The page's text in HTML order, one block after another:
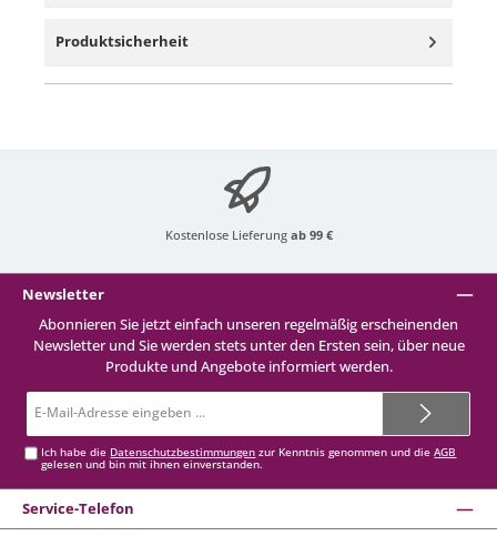
Produktsicherheit
Kostenlose Lieferung ab 99 €
Newsletter
Abonnieren Sie jetzt einfach unseren regelmäßig erscheinenden
Newsletter und Sie werden stets unter den Ersten sein, über neue
Produkte und Angebote informiert werden.
Mail-
Ich habe die Datenschutzbestimmungen zur Kenntnis genommen und dieAGB
gelesen und bin mit ihnen einverstanden.
Service-Telefon